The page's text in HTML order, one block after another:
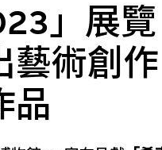
」展覽
藝術創
品